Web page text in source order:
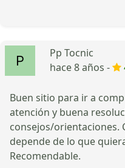
Pp Tocnic
hace 8 años -
Buen sitio para ir a
atención y buena
consejos/orientaciones.
depende de lo que
Recomendable.